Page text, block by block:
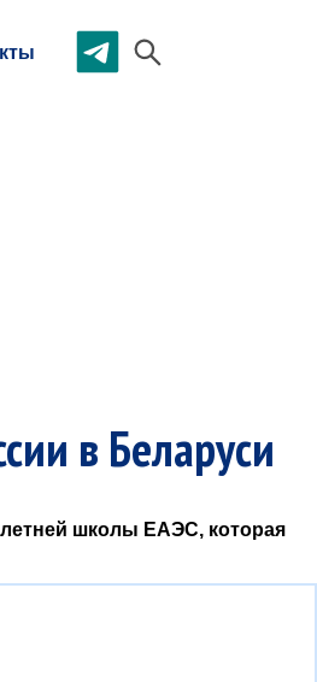
в Беларуси
школы ЕАЭС, которая